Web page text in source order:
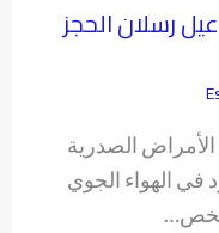
رسلان الحجز
الأمراض الصدرية
في الهواء الجوي
شخص…